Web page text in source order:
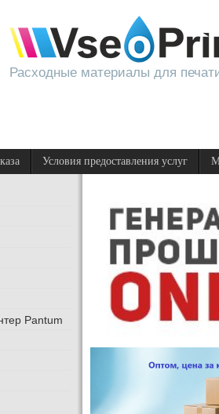
Расходные материалы для
Условия предоставления услуг
Pantum